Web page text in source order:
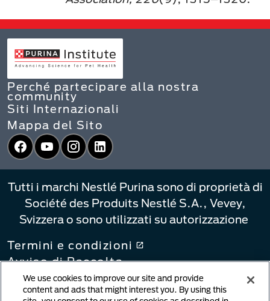
Perché partecipare alla nostra
community
Siti Internazionali
Mappa del Sito
Facebook
YouTubeInstagram
LinkedIn
Tutti i marchi Nestlé Purina sono di proprietà di
Société des Produits Nestlé S.A., Vevey,
Svizzera o sono utilizzati su autorizzazione
Termini e condizioni
Avviso di Raccolta
Informativa sulla privacy
Le Tue Scelte di Privacy
We use cookies to improve our site and provide
content and ads that might interest you. By using this